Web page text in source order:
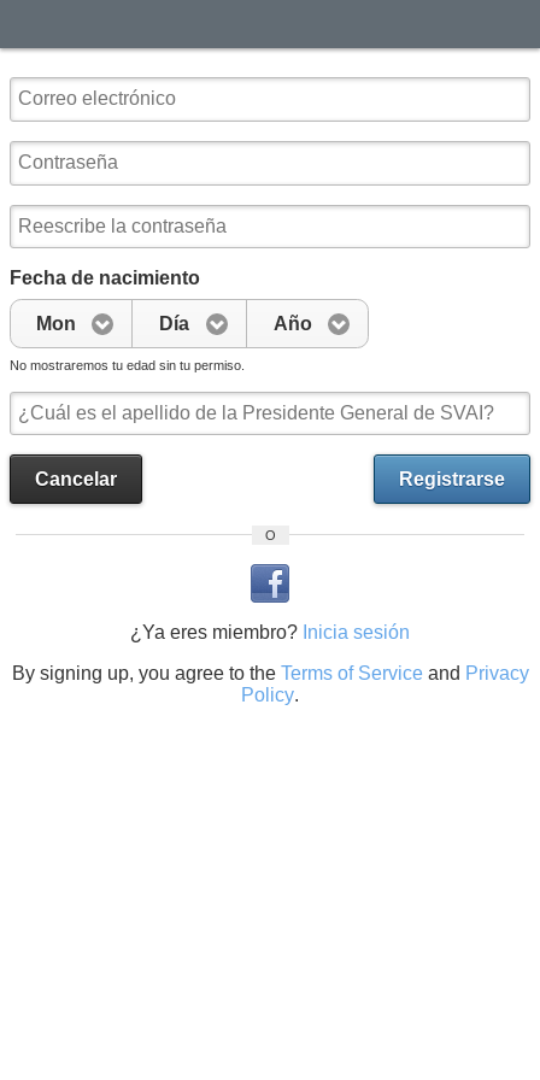
Fecha de nacimiento
Mon Día Año
No mostraremos tu edad sin tu permiso.
Registrarse
Cancelar
O
¿Ya eres miembro? Inicia sesión
By signing up, you agree to the Terms of Serviceand Privacy
Policy.